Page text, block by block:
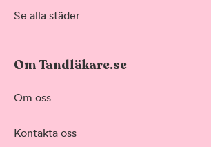
Se alla städer
Om Tandläkare.se
Om oss
Kontakta oss